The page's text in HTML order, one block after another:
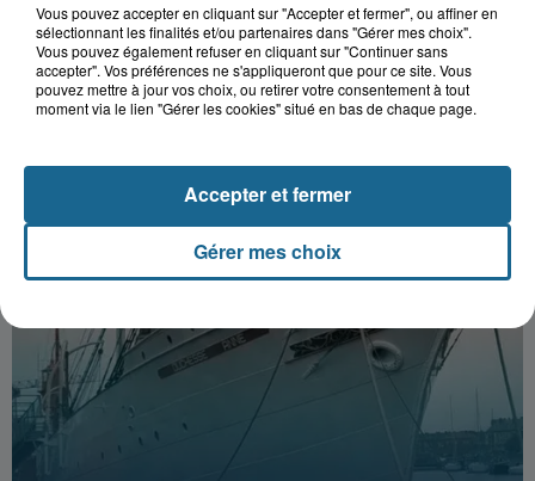
Vous pouvez accepter en cliquant sur "Accepter et fermer", ou affiner en
sélectionnant les finalités et/ou partenaires dans "Gérer mes choix".
Vous pouvez également refuser en cliquant sur "Continuer sans
accepter". Vos préférences ne s'appliqueront que pour ce site. Vous
pouvez mettre à jour vos choix, ou retirer votre consentement à tout
moment via le lien "Gérer les cookies" situé en bas de chaque page.
Gérer mes choix
Accepter et fermer